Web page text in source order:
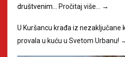
društvenim…
Pročitaj više… →
U Kuršancu krađa iz nezaključane
provala u kuću u Svetom Urbanu!